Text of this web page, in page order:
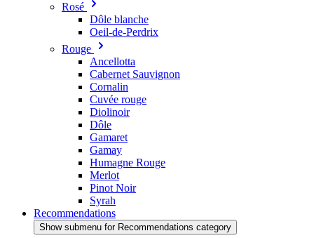
Rosé
Dôle blanche
Oeil-de-Perdrix
Rouge
Ancellotta
Cabernet Sauvignon
Cornalin
Cuvée rouge
Diolinoir
Dôle
Gamaret
Gamay
Humagne Rouge
Merlot
Pinot Noir
Syrah
Recommendations
Show submenu for Recommendations category